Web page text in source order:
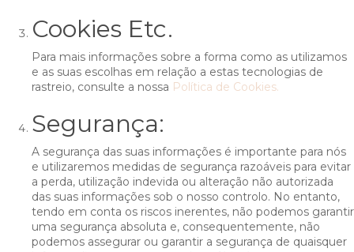
Cookies Etc.
Para mais informações sobre a forma como as utilizamos
e as suas escolhas em relação a estas tecnologias de
rastreio, consulte a nossa Política de Cookies.
Segurança:
A segurança das suas informações é importante para nós
e utilizaremos medidas de segurança razoáveis para evitar
a perda, utilização indevida ou alteração não autorizada
das suas informações sob o nosso controlo. No entanto,
tendo em conta os riscos inerentes, não podemos garantir
uma segurança absoluta e, consequentemente, não
podemos assegurar ou garantir a segurança de quaisquer